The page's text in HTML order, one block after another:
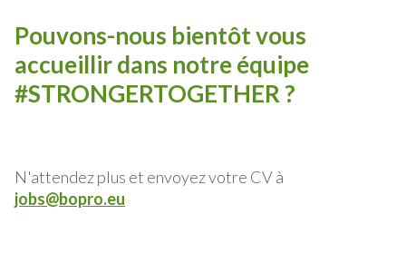
Pouvons-nous bientôt vous
accueillir dans notre équipe
#STRONGERTOGETHER ?
N'attendez plus et envoyez votre CV à
jobs@bopro.eu